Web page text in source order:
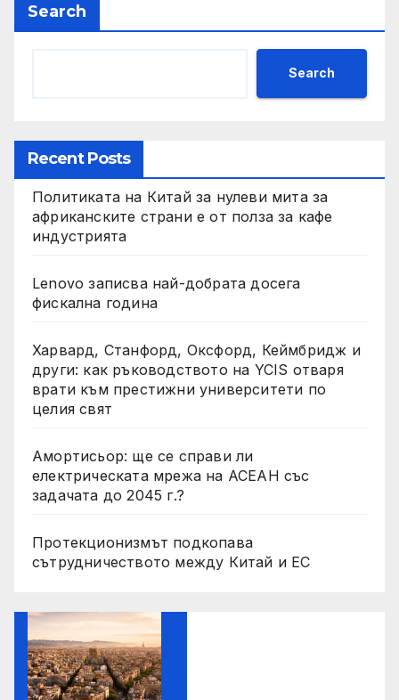
Search
Search
Recent Posts
Политиката на Китай за нулеви мита за
африканските страни е от полза за кафе
индустрията
Lenovo записва най-добрата досега
фискална година
Харвард, Станфорд, Оксфорд, Кеймбридж и
други: как ръководството на YCIS отваря
врати към престижни университети по
целия свят
Амортисьор: ще се справи ли
електрическата мрежа на АСЕАН със
задачата до 2045 г.?
Протекционизмът подкопава
сътрудничеството между Китай и ЕС